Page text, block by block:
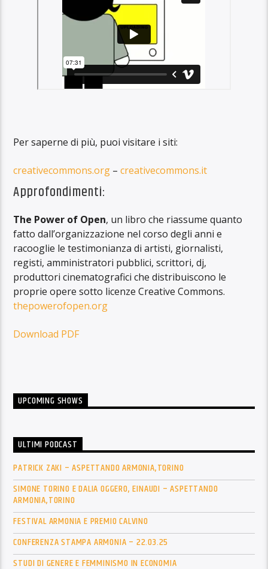
Per saperne di più, puoi visitare i siti:
creativecommons.org –creativecommons.it
Approfondimenti:
The Power of Open, un libro che riassume quanto
fatto dall’organizzazione nel corso degli anni e
racooglie le testimonianza di artisti, giornalisti,
registi, amministratori pubblici, scrittori, dj,
produttori cinematografici che distribuiscono le
proprie opere sotto licenze Creative Commons.
thepowerofopen.org
Download PDF
UPCOMING SHOWS
ULTIMI PODCAST
PATRICK ZAKI – ASPETTANDO ARMONIA,TORINO
SIMONE TORINO E DALIA OGGERO, EINAUDI – ASPETTANDO
ARMONIA,TORINO
FESTIVAL ARMONIA E PREMIO CALVINO
CONFERENZA STAMPA ARMONIA – 22.03.25
STUDI DI GENERE E FEMMINISMO IN ECONOMIA